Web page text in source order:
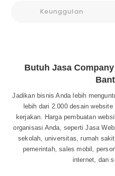
Keunggulan
Butuh Jasa
Jadikan bisnis Anda lebih
lebih dari 2.000 desain
kerjakan. Harga pembuatan
organisasi Anda, seperti Jasa
sekolah, universitas, rumah
pemerintah, sales mobil,
internet, dan